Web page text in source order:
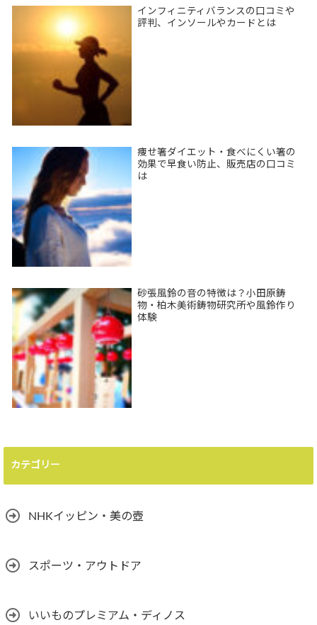
インフィニティバランスの口コミや
評判、インソールやカードとは
痩せ箸ダイエット・食べにくい箸の
効果で早食い防止、販売店の口コミ
は
砂張風鈴の音の特徴は？小田原鋳
物・柏木美術鋳物研究所や風鈴作り
体験
カテゴリー
NHKイッピン・美の壺
スポーツ・アウトドア
いいものプレミアム・ディノス